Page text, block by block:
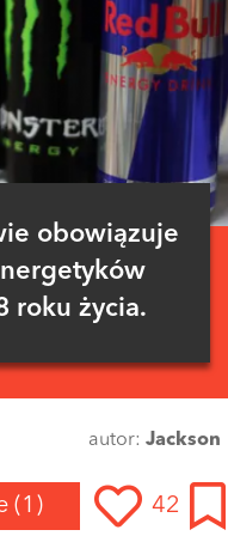
obowiązuje
roku życia.
autor: Jackson
(1) 42